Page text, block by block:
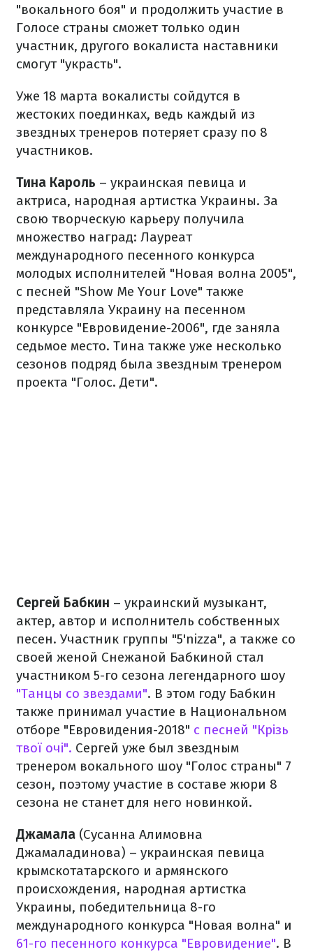
"вокального боя" и продолжить участие в
Голосе страны сможет только один
участник, другого вокалиста наставники
смогут "украсть".
Уже 18 марта вокалисты сойдутся в
жестоких поединках, ведь каждый из
звездных тренеров потеряет сразу по 8
участников.
Тина Кароль – украинская певица и
актриса, народная артистка Украины. За
свою творческую карьеру получила
множество наград: Лауреат
международного песенного конкурса
молодых исполнителей "Новая волна 2005",
с песней "Show Me Your Love" также
представляла Украину на песенном
конкурсе "Евровидение-2006", где заняла
седьмое место. Тина также уже несколько
сезонов подряд была звездным тренером
проекта "Голос. Дети".
Сергей Бабкин – украинский музыкант,
актер, автор и исполнитель собственных
песен. Участник группы "5'nizza", а также со
своей женой Снежаной Бабкиной стал
участником 5-го сезона легендарного шоу
"Танцы со звездами". В этом году Бабкин
также принимал участие в Национальном
отборе "Евровидения-2018" с песней "Крізь
твої очі". Сергей уже был звездным
тренером вокального шоу "Голос страны" 7
сезон, поэтому участие в составе жюри 8
сезона не станет для него новинкой.
Джамала (Сусанна Алимовна
Джамаладинова) – украинская певица
крымскотатарского и армянского
происхождения, народная артистка
Украины, победительница 8-го
международного конкурса "Новая волна" и
61-го песенного конкурса "Евровидение". В